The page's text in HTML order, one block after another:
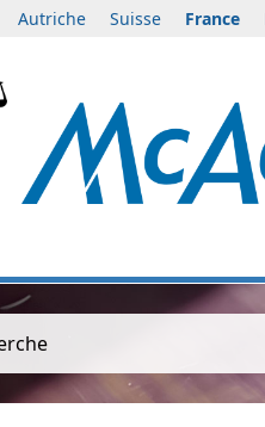
Autriche Suisse France